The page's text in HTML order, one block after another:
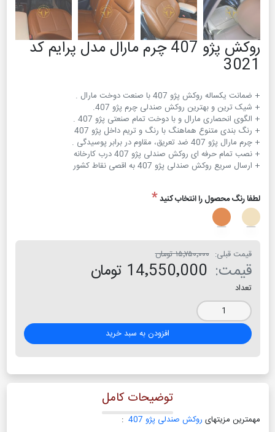
روکش پژو 407 چرم مارال مدل پرایم کد
3021
+ ارسال سریع روکش صندلی پژو 407 به اقصی نقاط کشور
لطفا رنگ محصول را انتخاب کنید*
قیمت قبلی: ۱۵٬۷۵۰٬۰۰۰ تومان
قیمت: 14٬550٬000 تومان
تعداد
افزودن به سبد خرید
توضیحات کامل
مهمترین مزیتهای روکش صندلی پژو 407
: